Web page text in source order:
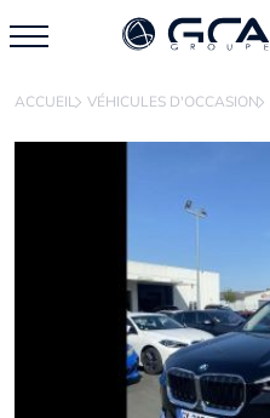
ACCUEIL VÉHICULES D'OCCASION